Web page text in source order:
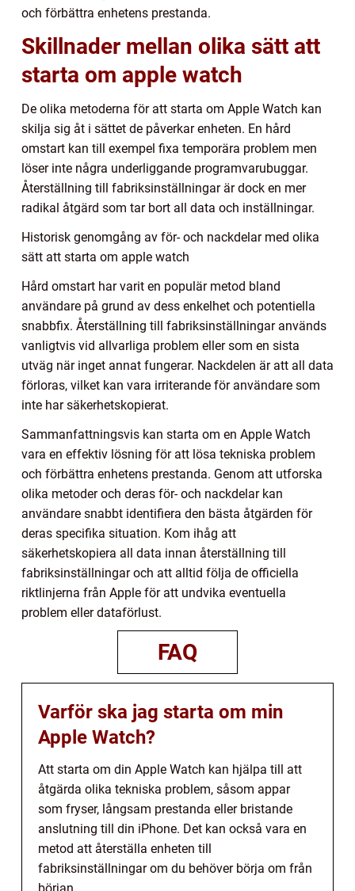
och förbättra enhetens prestanda.
Skillnader mellan olika sätt att
starta om apple watch
De olika metoderna för att starta om Apple Watch kan
skilja sig åt i sättet de påverkar enheten. En hård
omstart kan till exempel fixa temporära problem men
löser inte några underliggande programvarubuggar.
Återställning till fabriksinställningar är dock en mer
radikal åtgärd som tar bort all data och inställningar.
Historisk genomgång av för- och nackdelar med olika
sätt att starta om apple watch
Hård omstart har varit en populär metod bland
användare på grund av dess enkelhet och potentiella
snabbfix. Återställning till fabriksinställningar används
vanligtvis vid allvarliga problem eller som en sista
utväg när inget annat fungerar. Nackdelen är att all data
förloras, vilket kan vara irriterande för användare som
inte har säkerhetskopierat.
Sammanfattningsvis kan starta om en Apple Watch
vara en effektiv lösning för att lösa tekniska problem
och förbättra enhetens prestanda. Genom att utforska
olika metoder och deras för- och nackdelar kan
användare snabbt identifiera den bästa åtgärden för
deras specifika situation. Kom ihåg att
säkerhetskopiera all data innan återställning till
fabriksinställningar och att alltid följa de officiella
riktlinjerna från Apple för att undvika eventuella
problem eller dataförlust.
FAQ
Varför ska jag starta om min
Apple Watch?
Att starta om din Apple Watch kan hjälpa till att
åtgärda olika tekniska problem, såsom appar
som fryser, långsam prestanda eller bristande
anslutning till din iPhone. Det kan också vara en
metod att återställa enheten till
fabriksinställningar om du behöver börja om från